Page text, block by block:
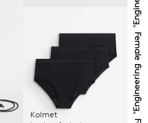
Kolmet